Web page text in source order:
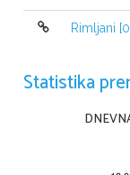
Rimljani
Statistika